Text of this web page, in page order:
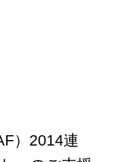
）2014連